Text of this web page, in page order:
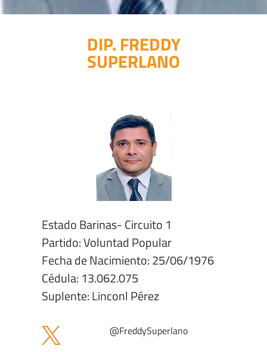
DIP. FREDDY
SUPERLANO
Estado Barinas- Circuito 1
Partido: Voluntad Popular
Fecha de Nacimiento: 25/06/1976
Cédula: 13.062.075
Suplente: Linconl Pérez
 @FreddySuperlano